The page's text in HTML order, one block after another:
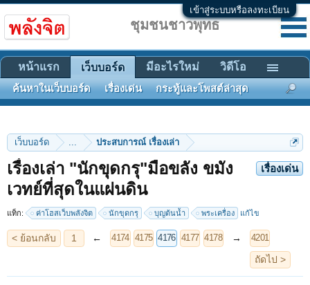
เข้าสู่ระบบหรือลงทะเบียน
เว็บบอร์ด ... ประสบการณ์ เรื่องเล่า
เรื่องเด่น
เรื่องเล่า "นักขุดกรุ"มือขลัง ขมัง
เวทย์ที่สุดในแผ่นดิน
แท็ก: ค่าโฮสเว็บพลังจิต นักขุดกรุ บุญต้นน้ำ พระเครื่อง แก้ไข
< ย้อนกลับ 1 4174 4175 4176 4177 4178 → 4201
ชุมชนชาวพุทธ
หน้าแรก เว็บบอร์ด
ค้นหาในเว็บบอร์ด เรื่องเด่น กระทู้และโพสต์ล่าสุด
มีอะไรใหม่ วิดีโอ